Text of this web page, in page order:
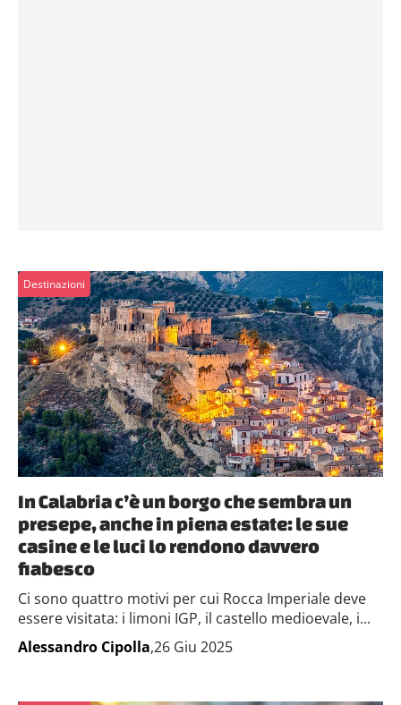
Destinazioni
In Calabria c’è un borgo che sembra un
presepe, anche in piena estate: le sue
casine e le luci lo rendono davvero
fiabesco
Ci sono quattro motivi per cui Rocca Imperiale deve
essere visitata: i limoni IGP, il castello medioevale, i...
Alessandro Cipolla,26 Giu 2025